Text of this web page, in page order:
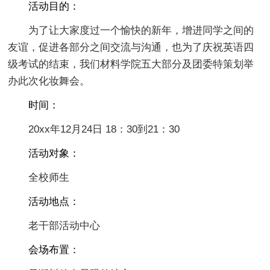
活动目的：
为了让大家度过一个愉快的新年，增进同学之间的
友谊，促进各部分之间交流与沟通，也为了庆祝英语四
级考试的结束，我们材料学院五大部分及团委特策划举
办此次化妆舞会。
时间：
20xx年12月24日 18：30到21：30
活动对象：
全校师生
活动地点：
老干部活动中心
会场布置：